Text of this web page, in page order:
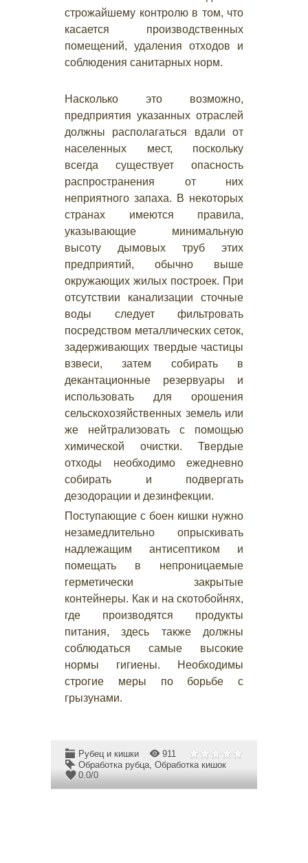
строжайшему контролю в том, что
касается производственных
помещений, удаления отходов и
соблюдения санитарных норм.
Насколько это возможно,
предприятия указанных отраслей
должны располагаться вдали от
населенных мест, поскольку
всегда существует опасность
распространения от них
неприятного запаха. В некоторых
странах имеются правила,
указывающие минимальную
высоту дымовых труб этих
предприятий, обычно выше
окружающих жилых построек. При
отсутствии канализации сточные
воды следует фильтровать
посредством металлических сеток,
задерживающих твердые частицы
взвеси, затем собирать в
декантационные резервуары и
использовать для орошения
сельскохозяйственных земель или
же нейтрализовать с помощью
химической очистки. Твердые
отходы необходимо ежедневно
собирать и подвергать
дезодорации и дезинфекции.
Поступающие с боен кишки нужно
незамедлительно опрыскивать
надлежащим антисептиком и
помещать в непроницаемые
герметически закрытые
контейнеры. Как и на скотобойнях,
где производятся продукты
питания, здесь также должны
соблюдаться самые высокие
нормы гигиены. Необходимы
строгие меры по борьбе с
грызунами.
Рубец и кишки
911
Обработка рубца, Обработка кишок
0.0/0